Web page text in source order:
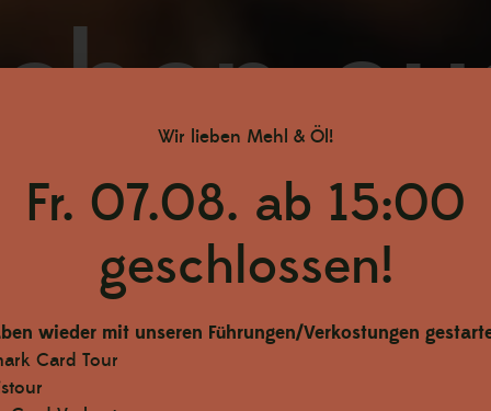
Wir lieben Mehl & Öl!
Fr. 07.08. ab 15:00
geschlossen!
wieder mit unseren Führungen/Verkostungen
Card Tour